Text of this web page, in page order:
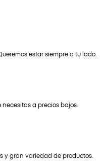
estar siempre a tu lado.
a precios bajos.
y gran variedad de productos.